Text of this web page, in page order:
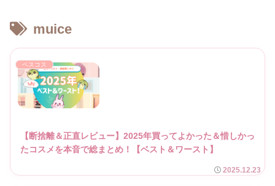
muice
ベスコス
【断捨離＆正直レビュー】2025年買ってよかった＆惜しかっ
たコスメを本音で総まとめ！【ベスト＆ワースト】
2025.12.23